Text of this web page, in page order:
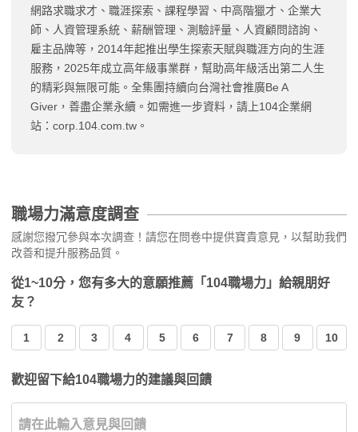
網路求職求才、職涯探索、課程學習、中高階獵才、企業大
師、人資管理系統、薪酬管理、測驗評量、人資顧問諮詢、
雇主品牌等，2014年起推出學生探索天賦與職涯方向的生涯
服務，2025年成立高年級事業群，幫助高年級活出第二人生
的精彩與無限可能。全集團持續向台灣社會推廣Be A
Giver，善盡企業永續。如需進一步資料，請上104企業網
站：corp.104.com.tw。
職場力滿意度調查
感謝您撥冗參與本次調查！請您在問卷中提供寶貴意見，以幫助我們
改善和提升服務品質。
從1~10分，您有多大的意願推薦「104職場力」給親朋好
友？
1 2 3 4 5 6 7 8 9 10
歡迎留下給104職場力的建議與回饋